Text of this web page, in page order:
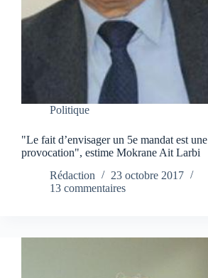
Politique
"Le fait d’envisager un 5e mandat est une
provocation", estime Mokrane Ait Larbi
Rédaction
23 octobre 2017
13 commentaires